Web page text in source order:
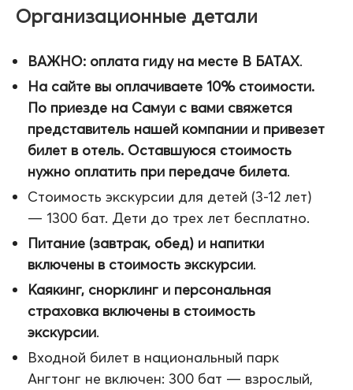
Организационные детали
ВАЖНО: оплата гиду на месте В БАТАХ.
На сайте вы оплачиваете 10% стоимости.
По приезде на Самуи с вами свяжется
представитель нашей компании и привезет
билет в отель. Оставшуюся стоимость
нужно оплатить при передаче билета.
Стоимость экскурсии для детей (3-12 лет)
— 1300 бат. Дети до трех лет бесплатно.
Питание (завтрак, обед) и напитки
включены в стоимость экскурсии.
Каякинг, снорклинг и персональная
страховка включены в стоимость
экскурсии.
Входной билет в национальный парк
Ангтонг не включен: 300 бат — взрослый,